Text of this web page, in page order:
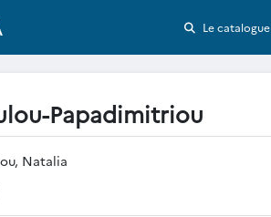
Le catalogue
Papadimitriou
Natalia